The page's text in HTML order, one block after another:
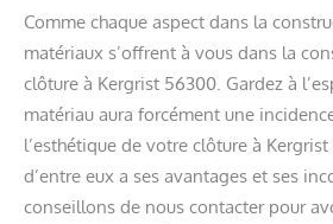
Comme chaque aspect dans la
matériaux s’offrent à vous dans la
clôture à Kergrist 56300. Gardez à
matériau aura forcément une
l’esthétique de votre clôture à
d’entre eux a ses avantages et ses
conseillons de nous contacter pour